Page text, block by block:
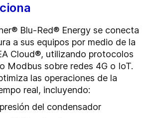
Blu-Red® Energy se conecta
a sus equipos por medio de la
Cloud®, utilizando protocolos
Modbus sobre redes 4G o IoT.
las operaciones de la
real, incluyendo:
del condensador